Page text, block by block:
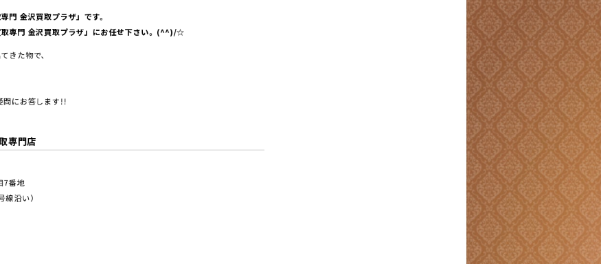
門 金沢買取プラザ」です。
専門 金沢買取プラザ」にお任せ下さい。(^^)/☆
きた物で、
問にお答します!!
専門店
7番地
沿い）